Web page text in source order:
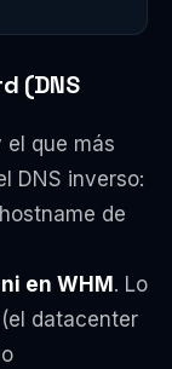
(DNS
el que más
DNS inverso:
de
en WHM . Lo
datacenter